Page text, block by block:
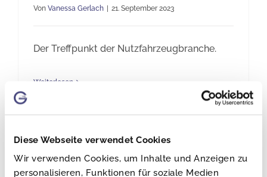
Diese Webseite verwendet Cookies
Wir verwenden Cookies, um Inhalte und Anzeigen zu
personalisieren, Funktionen für soziale Medien
Von Vanessa Gerlach 21. September 2023
Der Treffpunkt der Nutzfahrzeugbranche.
Weiterlesen